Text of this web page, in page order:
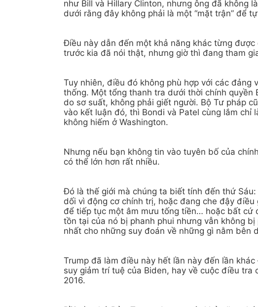
như Bill và Hillary Clinton, nhưng ông đã không
dưới rằng đây không phải là một “mặt trận” để
Điều này dẫn đến một khả năng khác từng
trước kia đã nói thật, nhưng giờ thì đang tham
Tuy nhiên, điều đó không phù hợp với các đảng
thống. Một tổng thanh tra dưới thời chính quyền
do sơ suất, không phải giết người. Bộ Tư pháp
vào kết luận đó, thì Bondi và Patel cùng lắm
không hiếm ở Washington.
Nhưng nếu bạn không tin vào tuyên bố của
có thể lớn hơn rất nhiều.
Đó là thế giới mà chúng ta biết tính đến thứ
dối vì động cơ chính trị, hoặc đang che đậy
để tiếp tục một âm mưu tống tiền… hoặc bất cứ
tồn tại của nó bị phanh phui nhưng vẫn không
nhất cho những suy đoán về những gì nằm bên
Trump đã làm điều này hết lần này đến lần
suy giảm trí tuệ của Biden, hay về cuộc điều tra
2016.